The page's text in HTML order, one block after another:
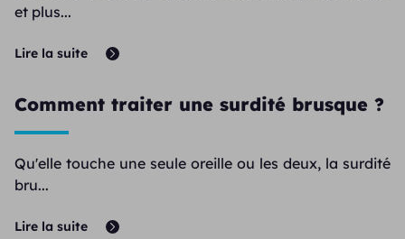
et plus...
Lire la suite
Comment traiter une surdité brusque ?
Qu'elle touche une seule oreille ou les deux, la surdité
bru...
Lire la suite